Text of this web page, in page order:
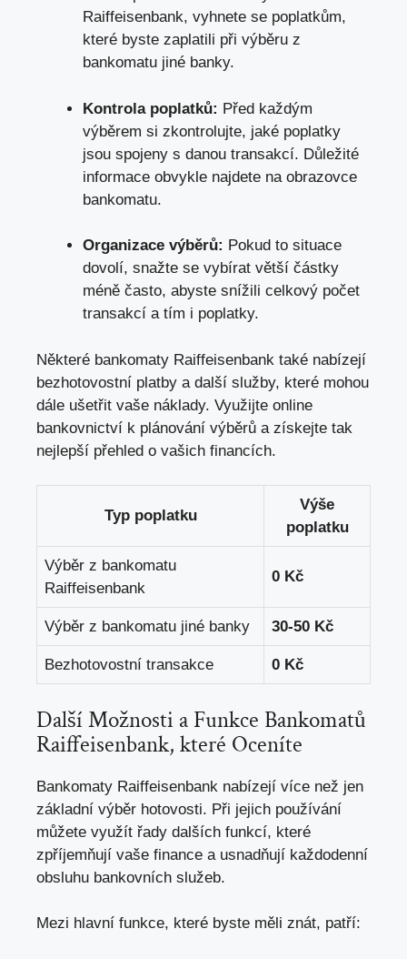
Raiffeisenbank, vyhnete se poplatkům,
které byste zaplatili při výběru z
bankomatu jiné banky.
Kontrola poplatků: Před každým
výběrem si zkontrolujte, jaké poplatky
jsou spojeny s danou transakcí. Důležité
informace obvykle najdete na obrazovce
bankomatu.
Organizace výběrů: Pokud to situace
dovolí, snažte se vybírat větší částky
méně často, abyste snížili celkový počet
transakcí a tím i poplatky.
Některé bankomaty Raiffeisenbank také nabízejí
bezhotovostní platby a další služby, které mohou
dále ušetřit vaše náklady. Využijte online
bankovnictví k plánování výběrů a získejte tak
nejlepší přehled o vašich financích.
Typ poplatku
Výše
poplatku
Výběr z bankomatu
Raiffeisenbank
0 Kč
Výběr z bankomatu jiné banky 30-50 Kč
Bezhotovostní transakce 0 Kč
Další Možnosti a Funkce Bankomatů
Raiffeisenbank, které Oceníte
Bankomaty Raiffeisenbank nabízejí více než jen
základní výběr hotovosti. Při jejich používání
můžete využít řady dalších funkcí, které
zpříjemňují vaše finance a usnadňují každodenní
obsluhu bankovních služeb.
Mezi hlavní funkce, které byste měli znát, patří: